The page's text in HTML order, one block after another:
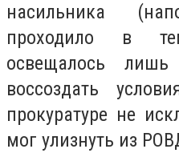
насильника
проходило в
освещалось
воссоздать
прокуратуре не
мог улизнуть из